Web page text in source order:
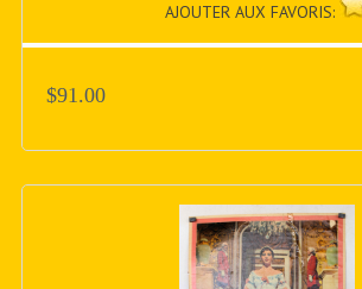
AJOUTER AUX FAVORIS:
$91.00